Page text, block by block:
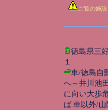
ご覧の施
徳島県三
１
車/徳島自
へ～井川池
に向い大歩
ば 車以外/